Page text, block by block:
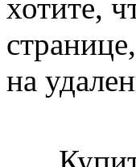
хотите,
на